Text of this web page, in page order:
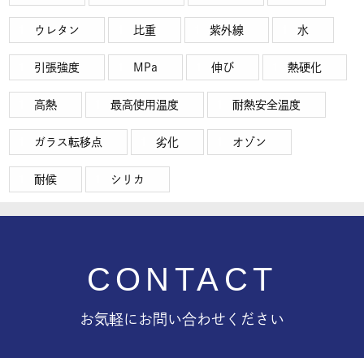
ウレタン 比重 紫外線 水
引張強度 MPa 伸び 熱硬化
高熱 最高使用温度 耐熱安全温度
ガラス転移点 劣化 オゾン
耐候 シリカ
CONTACT
お気軽にお問い合わせください